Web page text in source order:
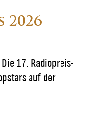
17. Radiopreis-
auf der